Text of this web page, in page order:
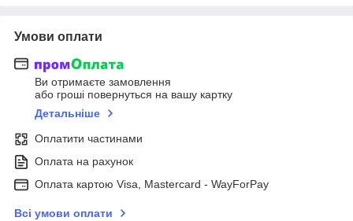
Умови оплати
Ви отримаєте замовлення
або гроші повернуться на вашу картку
Детальніше
Оплатити частинами
Оплата на рахунок
Оплата картою Visa, Mastercard - WayForPay
Всі умови оплати